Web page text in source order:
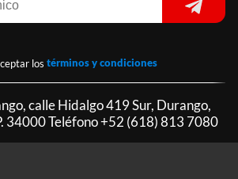
los términos y condiciones
calle Hidalgo 419 Sur, Durango,
34000 Teléfono+52 (618) 813 7080